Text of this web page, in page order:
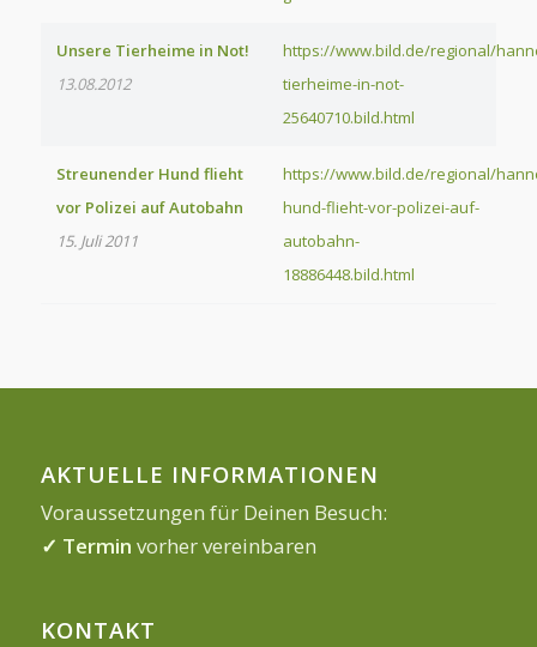
Unsere Tierheime in Not!
13.08.2012
https://www.bild.de/regional/
tierheime-in-not-
25640710.bild.html
Streunender Hund flieht
vor Polizei auf Autobahn
15. Juli 2011
https://www.bild.de/regional/
hund-flieht-vor-polizei-auf-
autobahn-
18886448.bild.html
AKTUELLE INFORMATIONEN
Voraussetzungen für Deinen Besuch:
✓ Termin vorher vereinbaren
KONTAKT